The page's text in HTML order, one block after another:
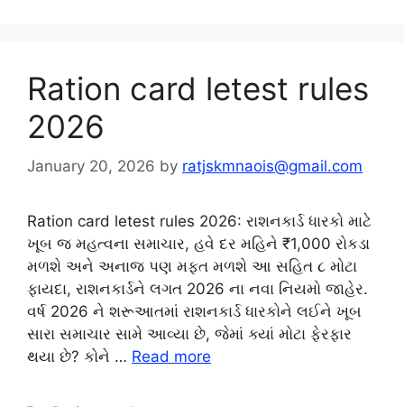
Ration card letest rules
2026
January 20, 2026 by ratjskmnaois@gmail.com
Ration card letest rules 2026: રાશનકાર્ડ ધારકો માટે
ખૂબ જ મહત્વના સમાચાર, હવે દર મહિને ₹1,000 રોકડા
મળશે અને અનાજ પણ મફત મળશે આ સહિત ૮ મોટા
ફાયદા, રાશનકાર્ડને લગત 2026 ના નવા નિયમો જાહેર.
વર્ષ 2026 ને શરૂઆતમાં રાશનકાર્ડ ધારકોને લઈને ખૂબ
સારા સમાચાર સામે આવ્યા છે, જેમાં ક્યાં મોટા ફેરફાર
થયા છે? કોને … Read more